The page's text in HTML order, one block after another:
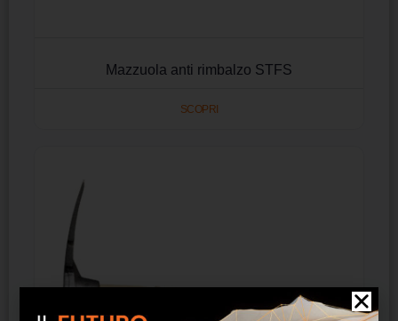
Mazzuola anti rimbalzo STFS
SCOPRI